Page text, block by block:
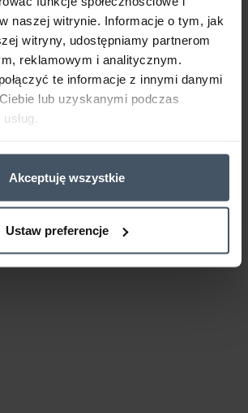
naszej witrynie. Informacje o tym, jak
witryny, udostępniamy partnerom
reklamowym i analitycznym.
te informacje z innymi danymi
lub uzyskanymi podczas
Akceptuję wszystkie
Ustaw preferencje